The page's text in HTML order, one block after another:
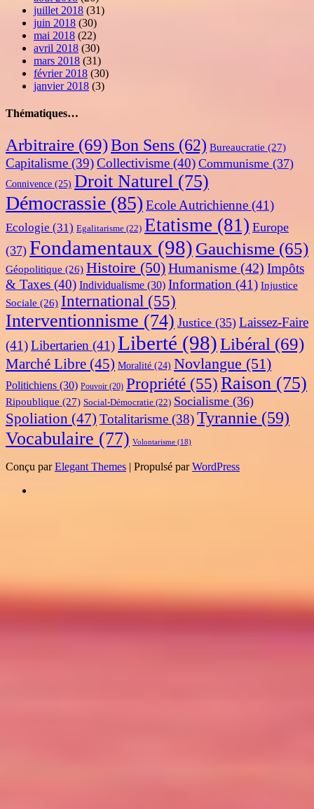
juillet 2018 (31)
juin 2018 (30)
mai 2018 (22)
avril 2018 (30)
mars 2018 (31)
février 2018 (30)
janvier 2018 (3)
Thématiques…
Arbitraire (69)Bon Sens (62) Bureaucratie (27)
Capitalisme (39)Collectivisme (40) Communisme (37)
Connivence (25) Droit Naturel (75)
Démocrassie (85) Ecole Autrichienne (41)
Ecologie (31) Egalitarisme (22) Etatisme (81) Europe
(37) Fondamentaux (98) Gauchisme (65)
Géopolitique (26) Histoire (50)Humanisme (42) Impôts
& Taxes (40) Individualisme (30) Information (41) Injustice
Sociale (26) International (55)
Interventionnisme (74) Justice (35) Laissez-Faire
(41)Libertarien (41)Liberté (98)Libéral (69)
Marché Libre (45) Moralité (24) Novlangue (51)
Politichiens (30) Pouvoir (20) Propriété (55) Raison (75)
Ripoublique (27) Social-Démocratie (22) Socialisme (36)
Spoliation (47) Totalitarisme (38)Tyrannie (59)
Vocabulaire (77) Volontarisme (18)
Conçu parElegant Themes | Propulsé parWordPress